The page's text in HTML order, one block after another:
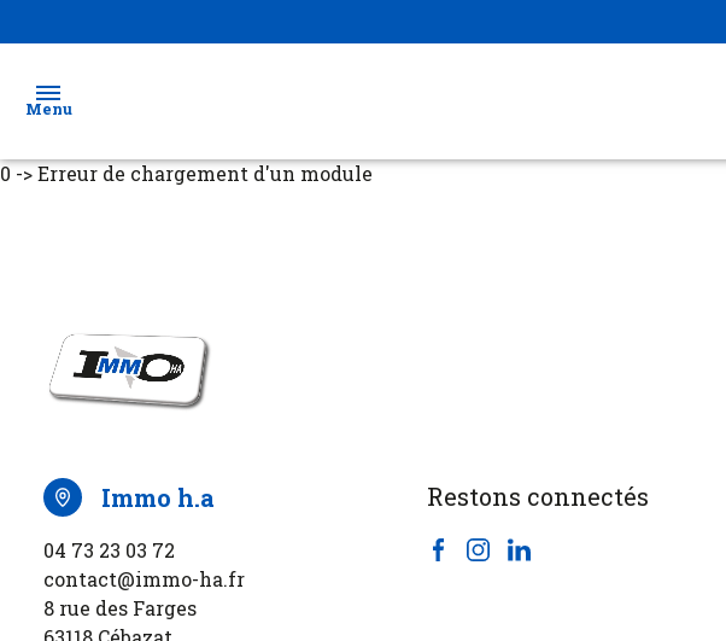
Menu
Biens
vendus
Gestion
Contact
0 -> Erreur de chargement d'un module
immo h.a
04 73 23 03 72
contact@immo-ha.fr
8 rue des Farges
Restons connectés